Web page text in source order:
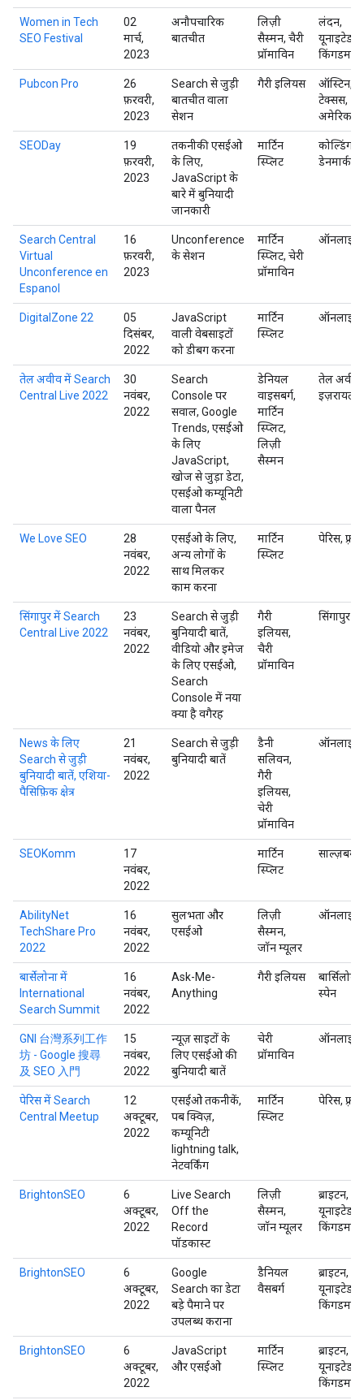
Women in Tech
SEO Festival
02
मार्च,
2023
अनौपचारिक
बातचीत
लिज़ी
सैस्मन, चैरी
प्रॉमाविन
लंदन,
यूनाइटेड
किंगडम
Pubcon Pro
26
फ़रवरी,
2023
Search से जुड़ी
बातचीत वाला
सेशन
गैरी इलियस
ऑस्टिन,
टेक्सस,
अमेरिका
SEODay
19
फ़रवरी,
2023
तकनीकी एसईओ
के लिए,
JavaScript के
बारे में बुनियादी
जानकारी
मार्टिन
स्प्लिट
कोल्डिंग,
डेनमार्क
Search Central
Virtual
Unconference en
Espanol
16
फ़रवरी,
2023
Unconference
के सेशन
मार्टिन
स्प्लिट, चेरी
प्रॉमाविन
ऑनलाइन
DigitalZone 22
05
दिसंबर,
2022
JavaScript
वाली वेबसाइटों
को डीबग करना
मार्टिन
स्प्लिट
ऑनलाइन
तेल अवीव में Search
Central Live 2022
30
नवंबर,
2022
Search
Console पर
सवाल, Google
Trends, एसईओ
के लिए
JavaScript,
खोज से जुड़ा डेटा,
एसईओ कम्यूनिटी
वाला पैनल
डेनियल
वाइसबर्ग,
मार्टिन
स्प्लिट,
लिज़ी
सैस्मन
तेल अवीव,
इज़रायल
We Love SEO
28
नवंबर,
2022
एसईओ के लिए,
अन्य लोगों के
साथ मिलकर
काम करना
मार्टिन
स्प्लिट
पेरिस, फ़्रांस
सिंगापुर में Search
Central Live 2022
23
नवंबर,
2022
Search से जुड़ी
बुनियादी बातें,
वीडियो और इमेज
के लिए एसईओ,
Search
Console में नया
क्या है वगैरह
गैरी
इलियस,
चैरी
प्रॉमाविन
सिंगापुर
News के लिए
Search से जुड़ी
बुनियादी बातें, एशिया-
पैसिफ़िक क्षेत्र
21
नवंबर,
2022
Search से जुड़ी
बुनियादी बातें
डैनी
सलिवन,
गैरी
इलियस,
चेरी
प्रॉमाविन
ऑनलाइन
SEOKomm
17
नवंबर,
2022
मार्टिन
स्प्लिट
साल्ज़बर्ग
AbilityNet
TechShare Pro
2022
16
नवंबर,
2022
सुलभता और
एसईओ
लिज़ी
सैस्मन,
जॉन म्यूलर
ऑनलाइन
बार्सेलोना में
International
Search Summit
16
नवंबर,
2022
Ask-Me-
Anything
गैरी इलियस
बार्सिलोना,
स्पेन
GNI 台灣系列工作
坊 - Google 搜尋
及 SEO 入門
15
नवंबर,
2022
न्यूज़ साइटों के
लिए एसईओ की
बुनियादी बातें
चेरी
प्रॉमाविन
ऑनलाइन
पेरिस में Search
Central Meetup
12
अक्टूबर,
2022
एसईओ तकनीकें,
पब क्विज़,
कम्यूनिटी
lightning talk,
नेटवर्किंग
मार्टिन
स्प्लिट
पेरिस, फ़्रांस
BrightonSEO
6
अक्टूबर,
2022
Live Search
Off the
Record
पॉडकास्ट
लिज़ी
सैस्मन,
जॉन म्यूलर
ब्राइटन,
यूनाइटेड
किंगडम
BrightonSEO
6
अक्टूबर,
2022
Google
Search का डेटा
बड़े पैमाने पर
उपलब्ध कराना
डैनियल
वैसबर्ग
ब्राइटन,
यूनाइटेड
किंगडम
BrightonSEO
6
अक्टूबर,
2022
JavaScript
और एसईओ
मार्टिन
स्प्लिट
ब्राइटन,
यूनाइटेड
किंगडम